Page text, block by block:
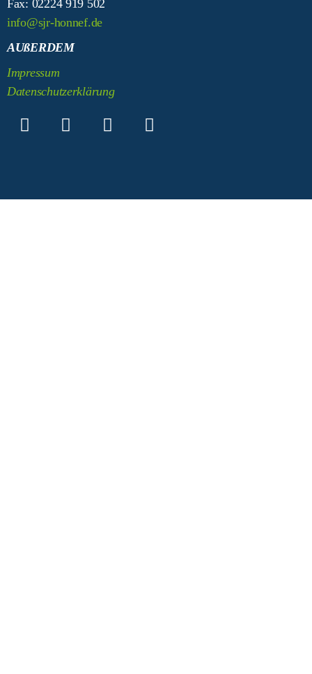
Fax: 02224 919 502
info@sjr-honnef.de
AUßERDEM
Impressum
Datenschutzerklärung